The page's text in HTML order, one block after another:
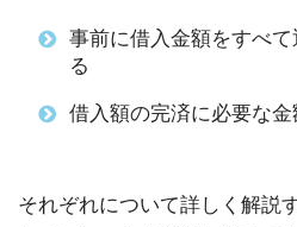
事前に借入金額をすべ
る
借入額の完済に必要な金
それぞれについて詳しく解説